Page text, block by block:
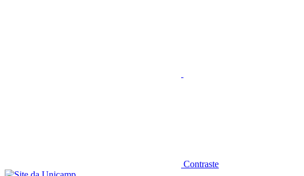
Contraste